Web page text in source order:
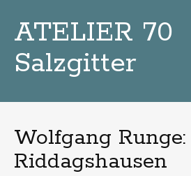
ATELIER 70
Salzgitter
Wolfgang
Riddagshausen